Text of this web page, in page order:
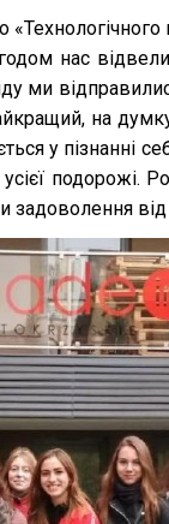
нас
ми
на
у пізнанні
усієї
задоволення